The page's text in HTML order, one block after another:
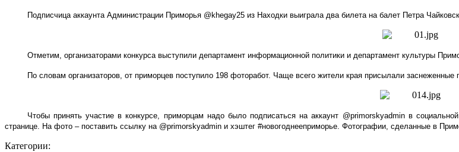
Подписчица аккаунта Администрации Приморья @khegay25 из Находки выиграла два билета на балет Петра
Отметим, организаторами конкурса выступили департамент информационной политики и департамент культуры
По словам организаторов, от приморцев поступило 198 фоторабот. Чаще всего жители края присылали
Чтобы принять участие в конкурсе, приморцам надо было подписаться на аккаунт @primorskyadminв
странице. На фото – поставить ссылку на @primorskyadmin и хэштег #новогоднееприморье. Фотографии, сделанные в
Категории: